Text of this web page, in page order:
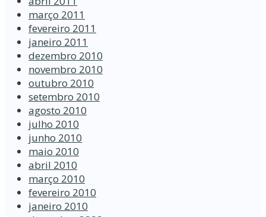
março 2011
fevereiro 2011
janeiro 2011
dezembro 2010
novembro 2010
outubro 2010
setembro 2010
agosto 2010
julho 2010
junho 2010
maio 2010
abril 2010
março 2010
fevereiro 2010
janeiro 2010